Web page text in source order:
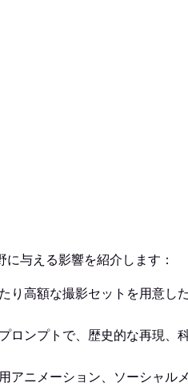
与える影響を紹介します：
高額な撮影セットを用意し
ロンプトで、歴史的な再現、
アニメーション、ソーシャル